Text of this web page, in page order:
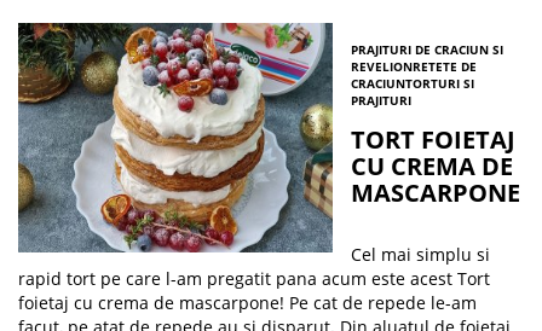
PRAJITURI DE CRACIUN SI
REVELIONRETETE DE
CRACIUNTORTURI SI
PRAJITURI
TORT FOIETAJ
CU CREMA DE
MASCARPONE
Cel mai simplu si
rapid tort pe care l-am pregatit pana acum este acest Tort
foietaj cu crema de mascarpone! Pe cat de repede le-am